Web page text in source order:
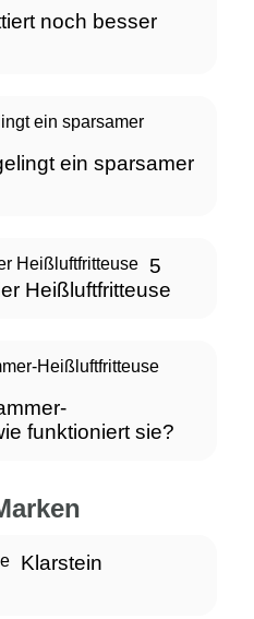
noch besser
ein sparsamer
5
Heißluftfritteuse
funktioniert sie?
Klarstein